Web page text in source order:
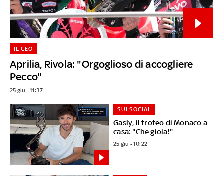
Aprilia, Rivola: "Orgoglioso di accogliere
Pecco"
IL CEO
25 giu - 11:37
Gasly, il trofeo di Monaco a
casa: "Che gioia!"
SUI SOCIAL
25 giu - 10:22